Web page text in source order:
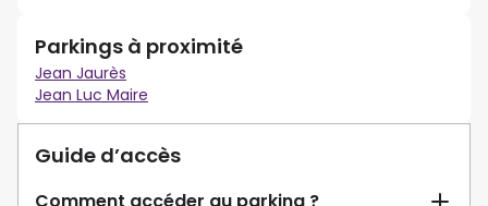
Parkings à proximité
Jean Jaurès
Jean Luc Maire
Guide d’accès